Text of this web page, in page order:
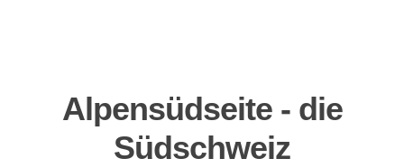
Alpensüdseite - die
Südschweiz